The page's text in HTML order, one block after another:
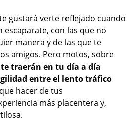
gustará verte reflejado cuando
escaparate, con las que no
manera y de las que te
amigos. Pero motos, sobre
traerán en tu día a día
entre el lento tráfico
hacer de tus
más placentera y,